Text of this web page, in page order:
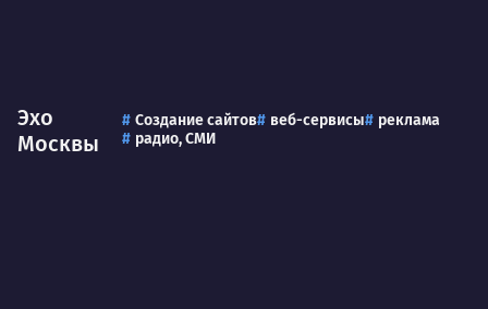
Эхо
Москвы
Создание сайтов веб-сервисы
реклама
радио, СМИ